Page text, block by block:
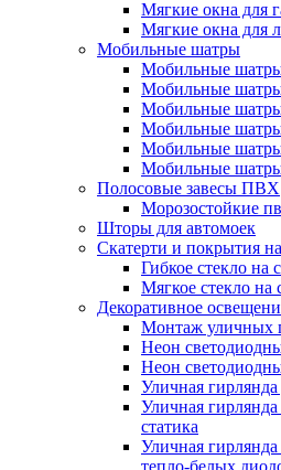
Мягкие окна для
Мягкие окна для
Мобильные шатры
Мобильные
Мобильные
Мобильные
Мобильные
Мобильные
Мобильные
Полосовые завесы ПВХ
Морозостойкие
Шторы для автомоек
Скатерти и покрытия
Гибкое стекло на
Мягкое стекло на
Декоративное
Монтаж уличных
Неон
Неон
Уличная
Уличная
статика
Уличная
тепло-белых